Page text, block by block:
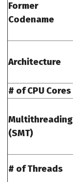
Former
Codename
Architecture
# of CPU Cores
Multithreading
(SMT)
# of Threads